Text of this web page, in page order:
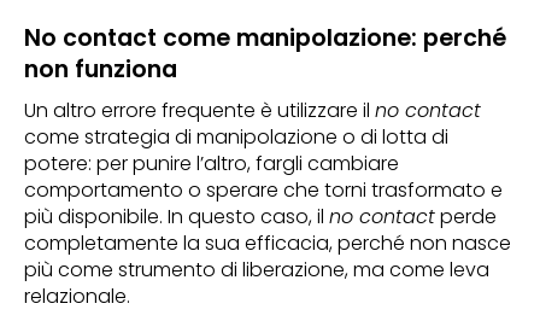
No contact come manipolazione: perché
non funziona
Un altro errore frequente è utilizzare il no contact
come strategia di manipolazione o di lotta di
potere: per punire l’altro, fargli cambiare
comportamento o sperare che torni trasformato e
più disponibile. In questo caso, il no contactperde
completamente la sua efficacia, perché non nasce
più come strumento di liberazione, ma come leva
relazionale.